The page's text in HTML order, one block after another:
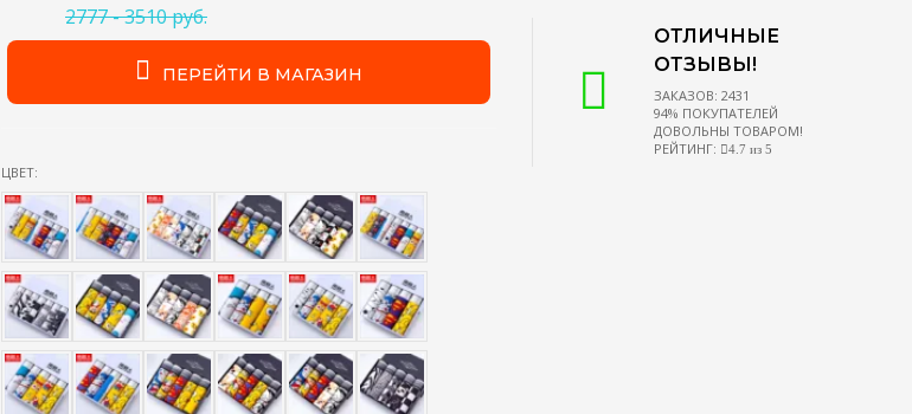
2777 - 3510 руб.
ПЕРЕЙТИ В МАГАЗИН
ЦВЕТ:
ОТЛИЧНЫЕ
ОТЗЫВЫ!
ЗАКАЗОВ: 2431
94% ПОКУПАТЕЛЕЙ
ДОВОЛЬНЫ ТОВАРОМ!
РЕЙТИНГ:
4.7 из 5